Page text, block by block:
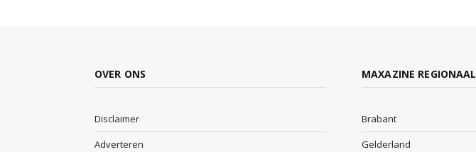
OVER ONS
Disclaimer
Adverteren
MAXAZINE REGIONAAL
Brabant
Gelderland